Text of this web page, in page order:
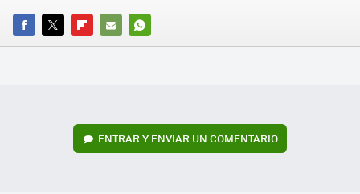
FACEBOOK
TWITTERFLIPBOARD
E-
WHATSAPP
ENTRAR Y ENVIAR UN COMENTARIO